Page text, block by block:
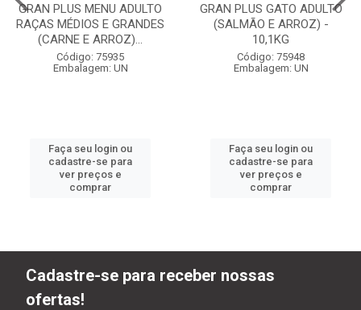
GRAN PLUS MENU ADULTO
RAÇAS MÉDIOS E GRANDES
(CARNE E ARROZ)...
Código: 75935
Embalagem: UN
Faça seu login ou
cadastre-se para
ver preços e
comprar
GRAN PLUS GATO ADULTO
(SALMÃO E ARROZ) -
10,1KG
Código: 75948
Embalagem: UN
Faça seu login ou
cadastre-se para
ver preços e
comprar
Cadastre-se para receber nossas
ofertas!